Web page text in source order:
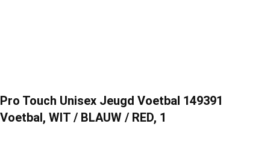
Pro Touch Unisex Jeugd Voetbal 149391
Voetbal, WIT / BLAUW / RED, 1